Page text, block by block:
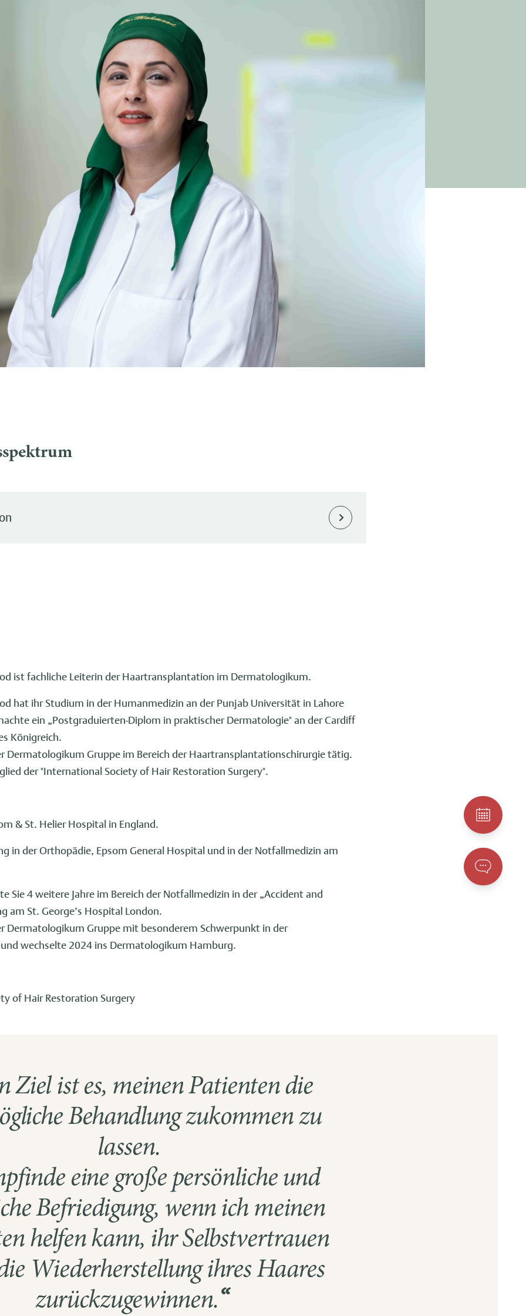
ist fachliche Leiterin der Haartransplantation im Dermatologikum.
hat ihr Studium in der Humanmedizin an der Punjab Universität in Lahore
ein „Postgraduierten-Diplom in praktischer Dermatologie" an der Cardiff
Königreich.
Dermatologikum Gruppe im Bereich der Haartransplantationschirurgie tätig.
der "International Society of Hair Restoration Surgery".
& St. Helier Hospital in England.
in der Orthopädie, Epsom General Hospital und in der Notfallmedizin am
Sie 4 weitere Jahre im Bereich der Notfallmedizin in der „Accident and
am St. George’s Hospital London.
Dermatologikum Gruppe mit besonderem Schwerpunkt in der
wechselte 2024 ins Dermatologikum Hamburg.
of Hair Restoration Surgery
Ziel ist es, meinen Patienten die
Behandlung zukommen zu
lassen.
eine große persönliche und
Befriedigung, wenn ich meinen
helfen kann, ihr Selbstvertrauen
Wiederherstellung ihres Haares
zurückzugewinnen.“